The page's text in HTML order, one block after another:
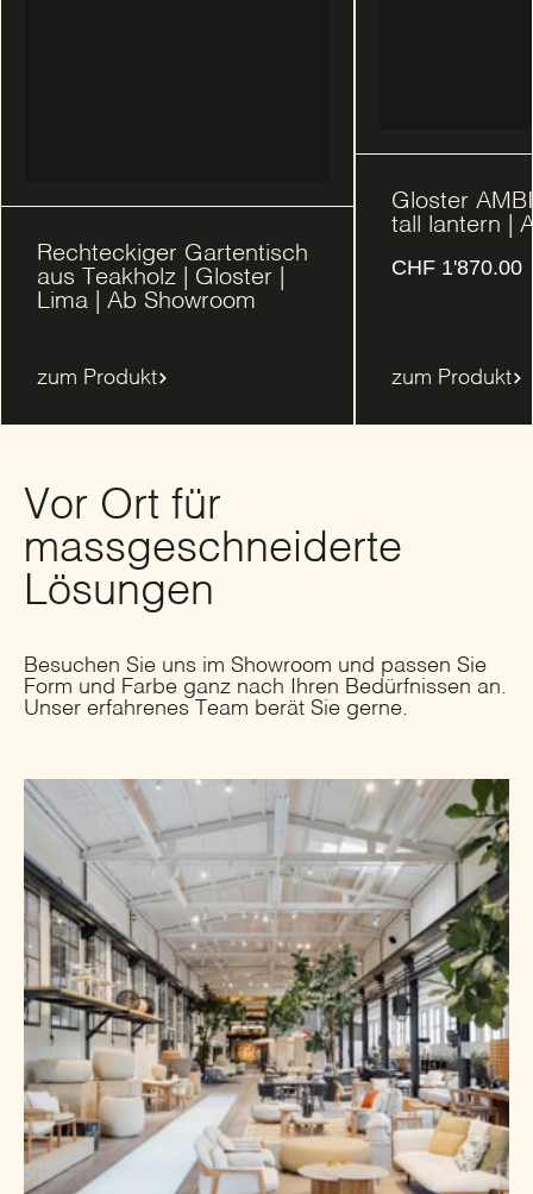
Rechteckiger Gartentisch
aus Teakholz | Gloster |
Lima | Ab Showroom
zum Produkt
Gloster
tall lantern |
CHF 1'870.00
zum Produkt
Vor Ort für
massgeschneiderte
Lösungen
Besuchen Sie uns im Showroom und passen Sie
Form und Farbe ganz nach Ihren Bedürfnissen an.
Unser erfahrenes Team berät Sie gerne.